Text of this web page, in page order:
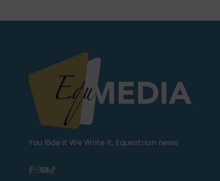
You Ride it We Write it, Equestrian news